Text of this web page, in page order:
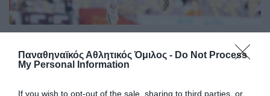
Παναθηναϊκός Αθλητικός Όμιλος - Do Not Process
My Personal Information
If you wish to opt-out of the sale, sharing to third parties, or
πρωταθλήματος ο Κουλούρης
Ο Αρσένης Κουλούρης πραγματοποίησε πολύ καλή